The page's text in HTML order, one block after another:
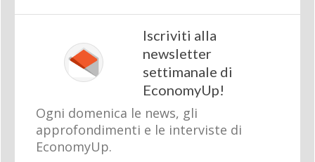
Iscriviti alla
newsletter
settimanale di
EconomyUp!
Ogni domenica le news, gli
approfondimenti e le interviste di
EconomyUp.